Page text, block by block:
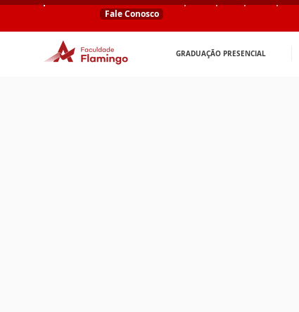
Fale Conosco
GRADUAÇÃO PRESENCIAL